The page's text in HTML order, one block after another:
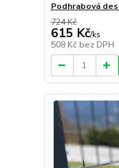
Podhrabová
724 Kč
615 Kč/ks
508 Kč bez DPH